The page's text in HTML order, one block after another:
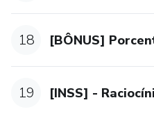
Módulo 33 - [PRF] - RLM
18 [BÔNUS]
19 [INSS] -